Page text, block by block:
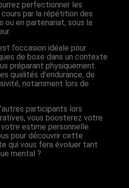
perfectionner les
par la répétition des
ou en partenariat, sous la
l’occasion idéale pour
de boxe dans un contexte
préparant physiquement.
qualités d’endurance, de
notamment lors de
participants lors
vous boosterez votre
estime personnelle.
pour découvrir cette
qui vous fera évoluer tant
mental ?